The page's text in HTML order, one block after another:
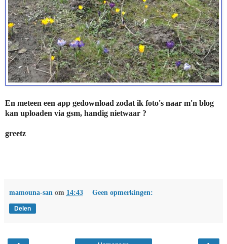
En meteen een app gedownload zodat ik foto's naar m'n blog
kan uploaden via gsm, handig nietwaar ?
greetz
mamouna-san om 14:43 Geen opmerkingen:
Delen